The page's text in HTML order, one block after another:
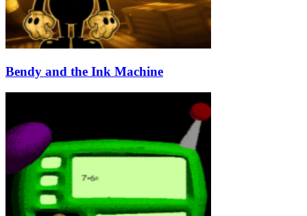
Bendy and the Ink Machine